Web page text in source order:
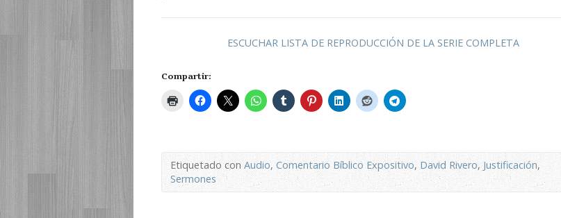
ESCUCHAR LISTA DE REPRODUCCIÓN DE LA SERIE COMPLETA
Compartir:
Etiquetado conAudio, Comentario Bíblico Expositivo, David Rivero,Justificación,
Sermones